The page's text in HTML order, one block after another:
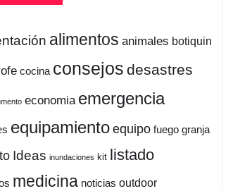
alimentos animales botiquin
cocina consejos desastres
economia emergencia
equipamiento equipo fuego granja
Ideas inundaciones kit listado
medicina noticias outdoor